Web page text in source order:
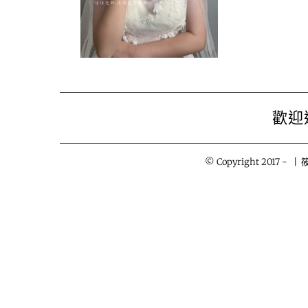
歡迎
© Copyright 2017 - |